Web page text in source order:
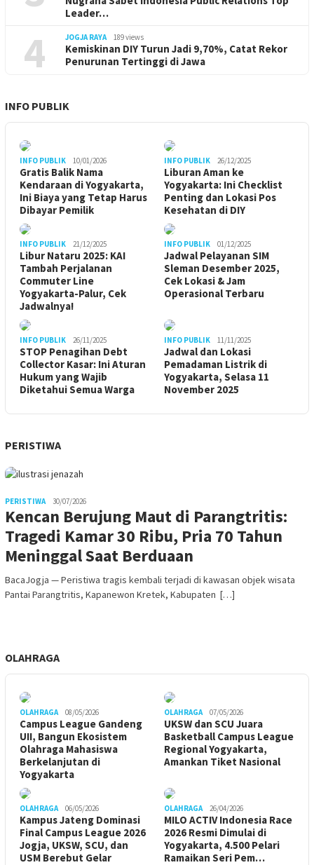
Leader…
4 JOGJA RAYA 189 views
Kemiskinan DIY Turun Jadi 9,70%, Catat Rekor
Penurunan Tertinggi di Jawa
INFO PUBLIK
INFO PUBLIK 10/01/2026
Gratis Balik Nama
Kendaraan di Yogyakarta,
Ini Biaya yang Tetap Harus
Dibayar Pemilik
INFO PUBLIK 26/12/2025
Liburan Aman ke
Yogyakarta: Ini Checklist
Penting dan Lokasi Pos
Kesehatan di DIY
INFO PUBLIK 21/12/2025
Libur Nataru 2025: KAI
Tambah Perjalanan
Commuter Line
Yogyakarta-Palur, Cek
Jadwalnya!
INFO PUBLIK 01/12/2025
Jadwal Pelayanan SIM
Sleman Desember 2025,
Cek Lokasi & Jam
Operasional Terbaru
INFO PUBLIK 26/11/2025
STOP Penagihan Debt
Collector Kasar: Ini Aturan
Hukum yang Wajib
Diketahui Semua Warga
INFO PUBLIK 11/11/2025
Jadwal dan Lokasi
Pemadaman Listrik di
Yogyakarta, Selasa 11
November 2025
PERISTIWA
PERISTIWA 30/07/2026
Kencan Berujung Maut di Parangtritis:
Tragedi Kamar 30 Ribu, Pria 70 Tahun
Meninggal Saat Berduaan
BacaJogja — Peristiwa tragis kembali terjadi di kawasan objek wisata
Pantai Parangtritis, Kapanewon Kretek, Kabupaten […]
OLAHRAGA
OLAHRAGA 08/05/2026
Campus League Gandeng
UII, Bangun Ekosistem
Olahraga Mahasiswa
Berkelanjutan di
Yogyakarta
OLAHRAGA 07/05/2026
UKSW dan SCU Juara
Basketball Campus League
Regional Yogyakarta,
Amankan Tiket Nasional
OLAHRAGA 06/05/2026
Kampus Jateng Dominasi
Final Campus League 2026
Jogja, UKSW, SCU, dan
USM Berebut Gelar
OLAHRAGA 26/04/2026
MILO ACTIV Indonesia Race
2026 Resmi Dimulai di
Yogyakarta, 4.500 Pelari
Ramaikan Seri Pem…